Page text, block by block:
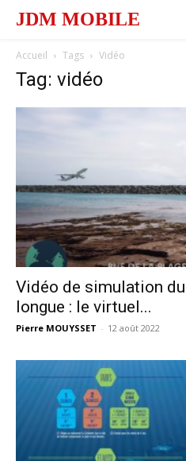
JDM MOBILE
Accueil Tags Vidéo
Tag: vidéo
Vidéo de simulation
longue : le virtuel...
Pierre MOUYSSET - 12 août 2022